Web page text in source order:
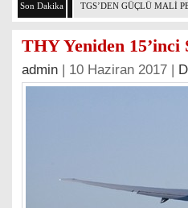
Son Dakika THY VE PEGASUS
THY Yeniden 15’inci
admin | 10 Haziran 2017 |